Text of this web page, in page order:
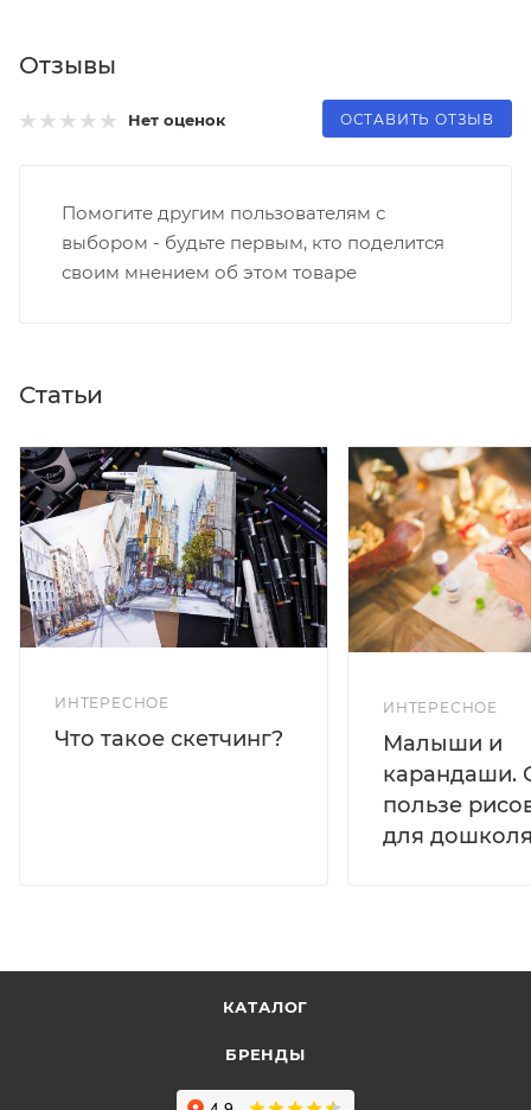
Отзывы
Нет оценок ОСТАВИТЬ ОТЗЫВ
Помогите другим пользователям с
выбором - будьте первым, кто поделится
своим мнением об этом товаре
Статьи
ИНТЕРЕСНОЕ
Что такое скетчинг?
ИНТЕРЕСНОЕ
Малыши и
карандаши.
пользе
для
КАТАЛОГ
БРЕНДЫ